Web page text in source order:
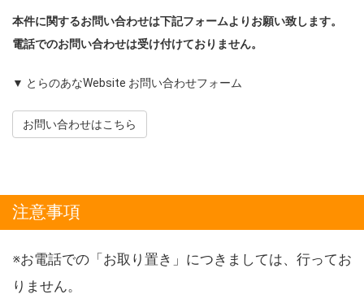
本件に関するお問い合わせは下記フォームよりお願い致します。
電話でのお問い合わせは受け付けておりません。
▼ とらのあなWebsite お問い合わせフォーム
お問い合わせはこちら
注意事項
※お電話での「お取り置き」につきましては、行ってお
りません。